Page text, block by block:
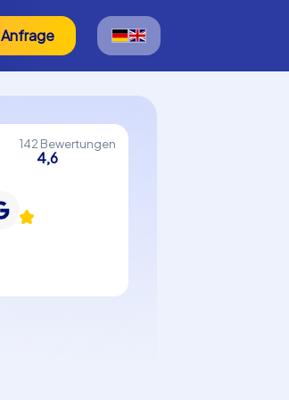
Anfrage
142 Bewertungen
4,6